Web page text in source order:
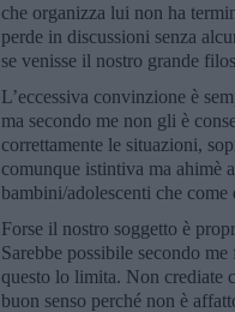
che organizza lui non ha
perde in discussioni senza
se venisse il nostro grande
L’eccessiva convinzione è
ma secondo me non gli è
correttamente le situazioni,
comunque istintiva ma ahimè
bambini/adolescenti che
Forse il nostro soggetto è
Sarebbe possibile secondo
questo lo limita. Non crediate
buon senso perché non è